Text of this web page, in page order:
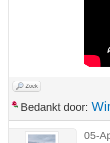
Zoek
Bedankt door:
05-